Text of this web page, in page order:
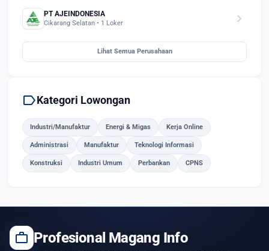
PT AJEINDONESIA
Cikarang Selatan • 1 Loker chevron_right
Lihat Semua Perusahaan
labelKategori Lowongan
Industri/Manufaktur Energi & Migas Kerja Online
Administrasi Manufaktur Teknologi Informasi
Konstruksi Industri Umum Perbankan CPNS
work Profesional Magang Info